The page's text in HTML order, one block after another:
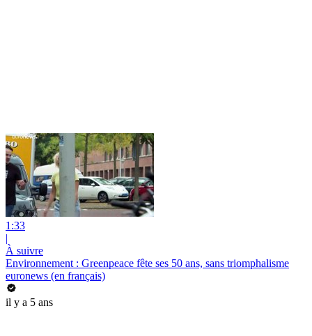
1:33
|
À suivre
Environnement : Greenpeace fête ses 50 ans, sans triomphalisme
euronews (en français)
il y a 5 ans